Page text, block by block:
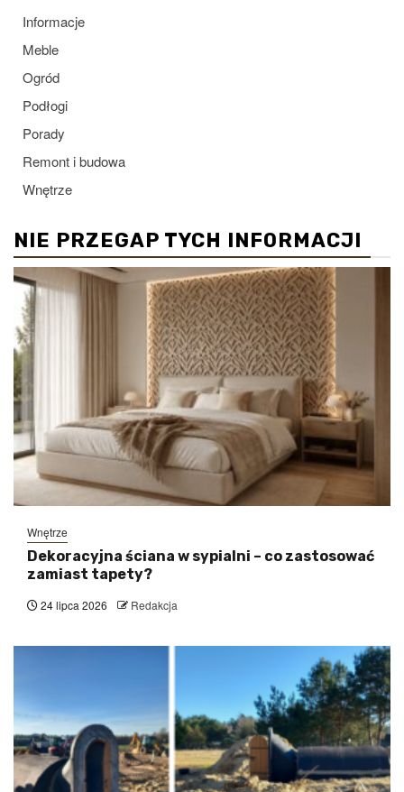
Informacje
Meble
Ogród
Podłogi
Porady
Remont i budowa
Wnętrze
NIE PRZEGAP TYCH INFORMACJI
Wnętrze
Dekoracyjna ściana w sypialni – co zastosować
zamiast tapety?
24 lipca 2026 Redakcja